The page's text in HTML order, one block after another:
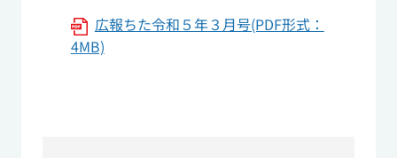
広報ちた令和５年３月号(PDF形式：
4MB)